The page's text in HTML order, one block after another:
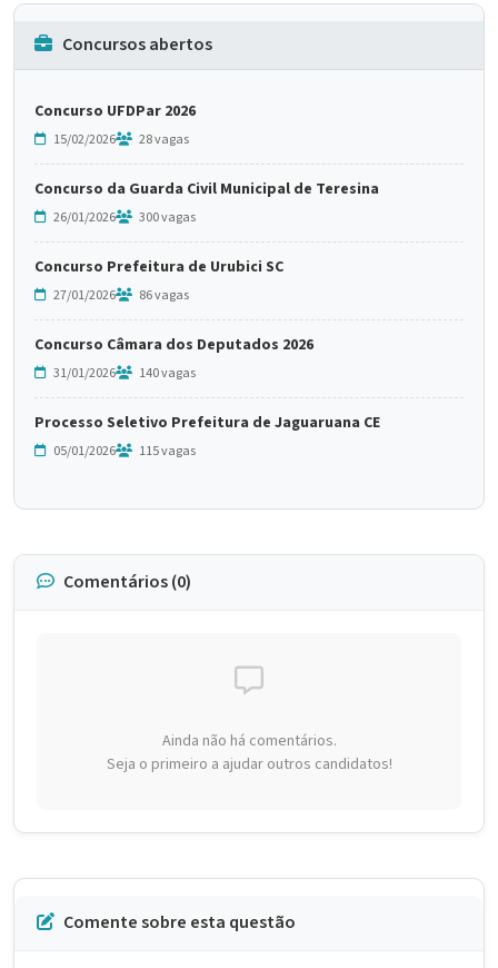
Concursos abertos
Concurso UFDPar 2026
15/02/2026 28 vagas
Concurso da Guarda Civil Municipal de Teresina
26/01/2026 300 vagas
Concurso Prefeitura de Urubici SC
27/01/2026 86 vagas
Concurso Câmara dos Deputados 2026
31/01/2026 140 vagas
Processo Seletivo Prefeitura de Jaguaruana CE
05/01/2026 115 vagas
Comentários (0)
Ainda não há comentários.
Seja o primeiro a ajudar outros candidatos!
Comente sobre esta questão